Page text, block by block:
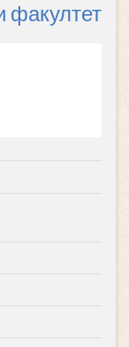
факултет